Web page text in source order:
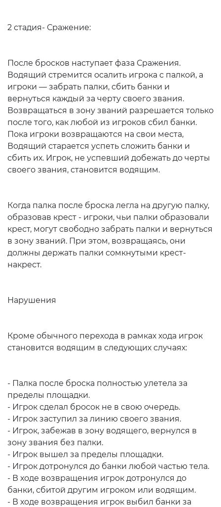
2 стадия- Сражение:
После бросков наступает фаза Сражения.
Водящий стремится осалить игрока с палкой, а
игроки — забрать палки, сбить банки и
вернуться каждый за черту своего звания.
Возвращаться в зону званий разрешается только
после того, как любой из игроков сбил банки.
Пока игроки возвращаются на свои места,
Водящий старается успеть сложить банки и
сбить их. Игрок, не успевший добежать до черты
своего звания, становится водящим.
Когда палка после броска легла на другую палку,
образовав крест - игроки, чьи палки образовали
крест, могут свободно забрать палки и вернуться
в зону званий. При этом, возвращаясь, они
должны держать палки сомкнутыми крест-
накрест.
Нарушения
Кроме обычного перехода в рамках хода игрок
становится водящим в следующих случаях:
- Палка после броска полностью улетела за
пределы площадки.
- Игрок сделал бросок не в свою очередь.
- Игрок заступил за линию своего звания.
- Игрок, забежав в зону водящего, вернулся в
зону звания без палки.
- Игрок вышел за пределы площадки.
- Игрок дотронулся до банки любой частью тела.
- В ходе возвращения игрок дотронулся до
банки, сбитой другим игроком или водящим.
- В ходе возвращения игрок выбил банки за